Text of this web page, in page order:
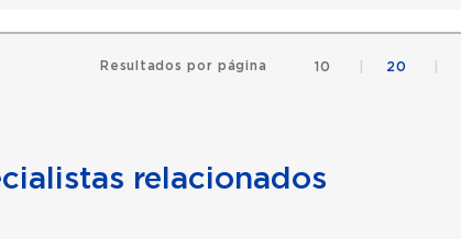
Resultados por página 10 20
relacionados